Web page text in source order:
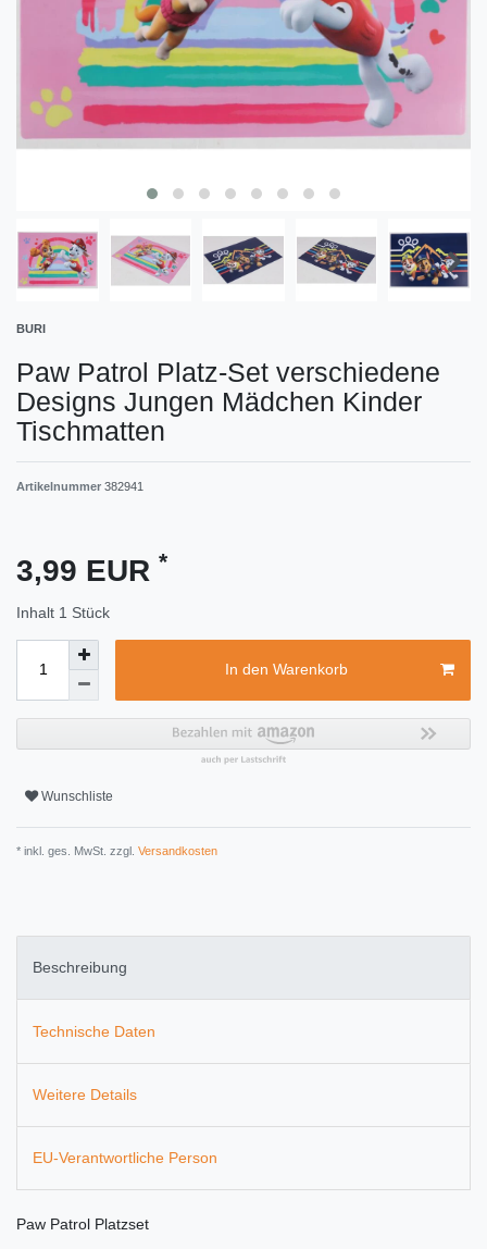
BURI
Paw Patrol Platz-Set verschiedene
Designs Jungen Mädchen Kinder
Tischmatten
Artikelnummer 382941
3,99 EUR *
Inhalt 1 Stück
In den Warenkorb
Wunschliste
* inkl. ges. MwSt. zzgl. Versandkosten
Beschreibung
Technische Daten
Weitere Details
EU-Verantwortliche Person
Paw Patrol Platzset